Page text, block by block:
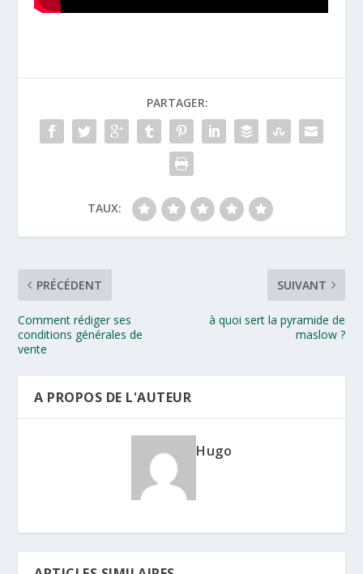
PARTAGER:
TAUX:
PRÉCÉDENT
Comment rédiger ses
conditions générales de
vente
SUIVANT
à quoi sert la pyramide de
maslow ?
A PROPOS DE L'AUTEUR
Hugo